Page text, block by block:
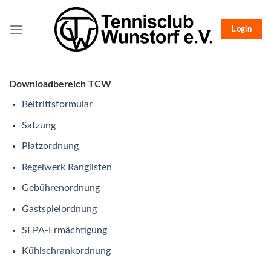
content
Login
Downloadbereich TCW
Beitrittsformular
Satzung
Platzordnung
Regelwerk Ranglisten
Gebührenordnung
Gastspielordnung
SEPA-Ermächtigung
Kühlschrankordnung